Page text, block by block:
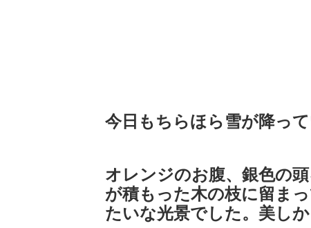
今日もちらほら雪が降って
オレンジのお腹、銀色の
が積もった木の枝に留ま
たいな光景でした。美し